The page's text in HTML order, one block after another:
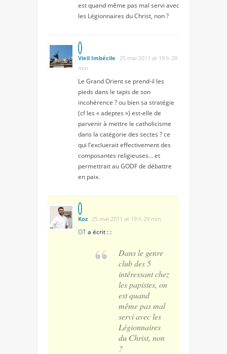
est quand même pas mal servi avec
les Légionnaires du Christ, non ?
Vieil Imbécile
25 mai 2011 at 19 h 20
min
Le Grand Orient se prend-il les
pieds dans le tapis de son
incohérence ? ou bien sa stratégie
(cf les « adeptes ») est-elle de
parvenir à mettre le catholicisme
dans la catégorie des sectes ? ce
qui l’excluerait effectivement des
composantes religieuses… et
permettrait au GODF de débattre
en paix.
Koz 25 mai 2011 at 19 h 29 min
OTa écrit : :
Dans le genre
club des 5
intéressant chez
les papistes, on
est quand
même pas mal
servi avec les
Légionnaires
du Christ, non
?